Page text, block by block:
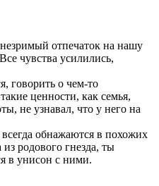
отпечаток на нашу
чувства усилились,
говорить о чем-то
ценности, как семья,
не узнавал, что у него на
обнажаются в похожих
родового гнезда, ты
в унисон с ними.